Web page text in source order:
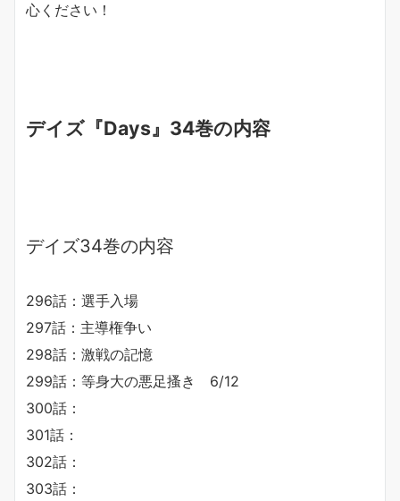
心ください！
デイズ『Days』34巻の内容
デイズ34巻の内容
296話：選手入場
297話：主導権争い
298話：激戦の記憶
299話：等身大の悪足搔き 6/12
300話：
301話：
302話：
303話：